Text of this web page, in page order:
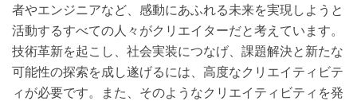
者やエンジニアなど、感動にあふれる未来を実現しようと
活動するすべての人々がクリエイターだと考えています。
技術革新を起こし、社会実装につなげ、課題解決と新たな
可能性の探索を成し遂げるには、高度なクリエイティビテ
ィが必要です。また、そのようなクリエイティビティを発